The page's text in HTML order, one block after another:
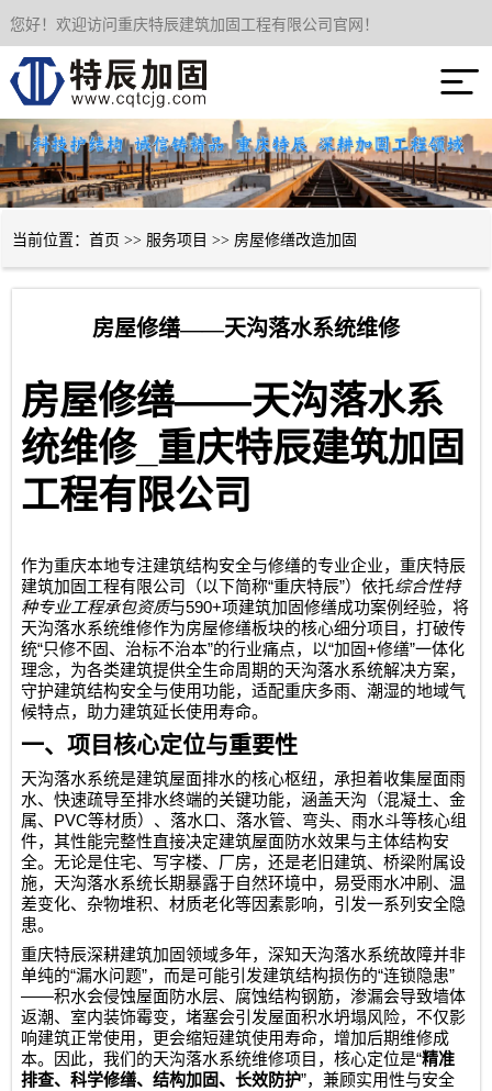
您好！欢迎访问重庆特辰建筑加固工程有限公司官网！

网站首页
服务项目
联系我们
当前位置： 首页 >> 服务项目 >> 房屋修缮改造加固
房屋修缮——天沟落水系统维修
房屋修缮——天沟落水系
统维修_ 重庆特辰建筑加固
工程有限公司
作为重庆本地专注建筑结构安全与修缮的专业企业，重庆特辰
建筑加固工程有限公司
（以下简称“重庆特辰”）依托综合性特
种专业工程承包资质与590+项建筑加固修缮成功案例经验，将
天沟落水系统维修作为房屋修缮板块的核心细分项目，打破传
统“只修不固、治标不治本”的行业痛点，以“加固+修缮”一体化
理念，为各类建筑提供全生命周期的天沟落水系统解决方案，
守护建筑结构安全与使用功能，适配重庆多雨、潮湿的地域气
候特点，助力建筑延长使用寿命。
一、项目核心定位与重要性
天沟落水系统是建筑屋面排水的核心枢纽，承担着收集屋面雨
水、快速疏导至排水终端的关键功能，涵盖天沟（混凝土、金
属、 PVC等材质）、落水口、落水管、弯头、雨水斗等核心组
件，其性能完整性直接决定建筑屋面防水效果与主体结构安
全。无论是住宅、写字楼、厂房，还是老旧建筑、桥梁附属设
施，天沟落水系统长期暴露于自然环境中，易受雨水冲刷、温
差变化、杂物堆积、材质老化等因素影响，引发一系列安全隐
患。
重庆特辰深耕建筑加固领域多年，深知天沟落水系统故障并非
单纯的“漏水问题”，而是可能引发建筑结构损伤的“连锁隐患”
——积水会侵蚀屋面防水层、腐蚀结构钢筋，渗漏会导致墙体
返潮、室内装饰霉变，堵塞会引发屋面积水坍塌风险，不仅影
响建筑正常使用，更会缩短建筑使用寿命，增加后期维修成
本。因此，我们的天沟落水系统维修项目，核心定位是“精准
排查、科学修缮、结构加固、长效防护”，兼顾实用性与安全